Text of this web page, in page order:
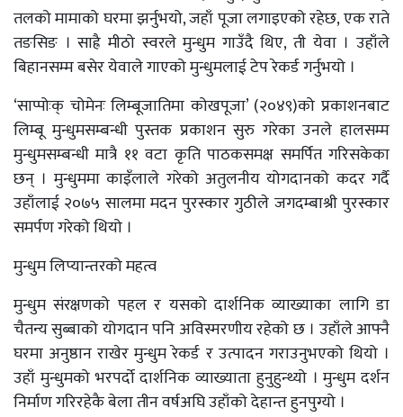
तलको मामाको घरमा झर्नुभयो, जहाँ पूजा लगाइएको रहेछ, एक राते
तङसिङ । साह्रै मीठो स्वरले मुन्धुम गाउँदै थिए, ती येवा । उहाँले
बिहानसम्म बसेर येवाले गाएको मुन्धुमलाई टेप रेकर्ड गर्नुभयो ।
‘साप्पोःक् चोमेनः लिम्बूजातिमा कोखपूजा’ (२०४९)को प्रकाशनबाट
लिम्बू मुन्धुमसम्बन्धी पुस्तक प्रकाशन सुरु गरेका उनले हालसम्म
मुन्धुमसम्बन्धी मात्रै ११ वटा कृति पाठकसमक्ष समर्पित गरिसकेका
छन् । मुन्धुममा काइँलाले गरेको अतुलनीय योगदानको कदर गर्दै
उहाँलाई २०७५ सालमा मदन पुरस्कार गुठीले जगदम्बाश्री पुरस्कार
समर्पण गरेको थियो ।
मुन्धुम लिप्यान्तरको महत्व
मुन्धुम संरक्षणको पहल र यसको दार्शनिक व्याख्याका लागि डा
चैतन्य सुब्बाको योगदान पनि अविस्मरणीय रहेको छ । उहाँले आफ्नै
घरमा अनुष्ठान राखेर मुन्धुम रेकर्ड र उत्पादन गराउनुभएको थियो ।
उहाँ मुन्धुमको भरपर्दो दार्शनिक व्याख्याता हुनुहुन्थ्यो । मुन्धुम दर्शन
निर्माण गरिरहेकै बेला तीन वर्षअघि उहाँको देहान्त हुनपुग्यो ।